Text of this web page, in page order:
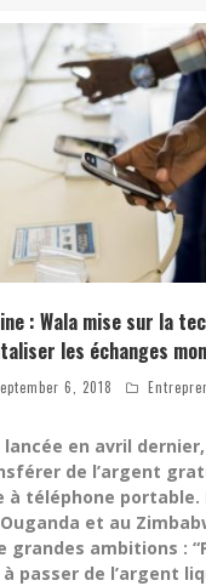
How Technology Has Changed
: Wala mise sur la
les échanges
6, 2018
lancée en avril
de l’argent
à téléphone portable.
et au
grandes ambitions :
passer de l’argent